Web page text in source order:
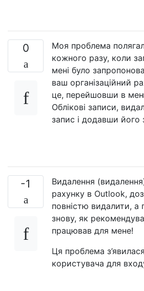
0
Моя проблема
кожного разу, коли
мені було
ваш організаційний
це, перейшовши в
Облікові записи,
запис і додавши його
-1
Видалення
рахунку в Outlook,
повністю видалити, а
знову, як
працював для мене!
Ця проблема
користувача для